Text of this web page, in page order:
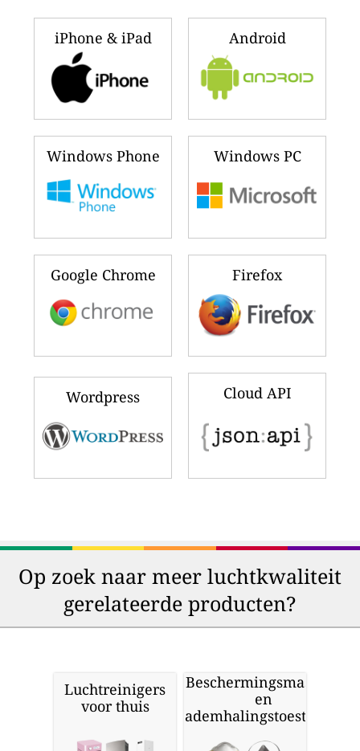
iPhone & iPad Android
Windows Phone Windows PC
Google Chrome Firefox
Wordpress Cloud API
Op zoek naar meer luchtkwaliteit
gerelateerde producten?
Luchtreinigers
voor thuis
Beschermingsmaskers
en
ademhalingstoestellen